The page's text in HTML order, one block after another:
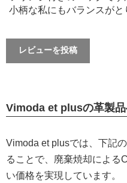
小柄な私にもバランスがと
レビューを投稿
Vimoda et plusの革製品
Vimoda et plusでは、下記
ることで、廃棄焼却による
い価格を実現しています。